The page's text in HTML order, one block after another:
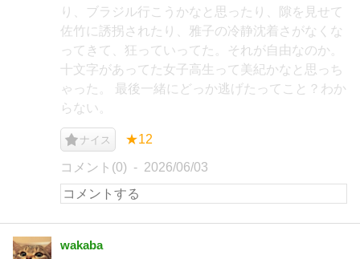
り、ブラジル行こうかなと思ったり、隙を見せて
佐竹に誘拐されたり、雅子の冷静沈着さがなくな
ってきて、狂っていってた。それが自由なのか。
十文字があってた女子高生って美紀かなと思っち
ゃった。 最後一緒にどっか逃げたってこと？わか
らない。
ナイス ★12
コメント(0) 2026/06/03
wakaba